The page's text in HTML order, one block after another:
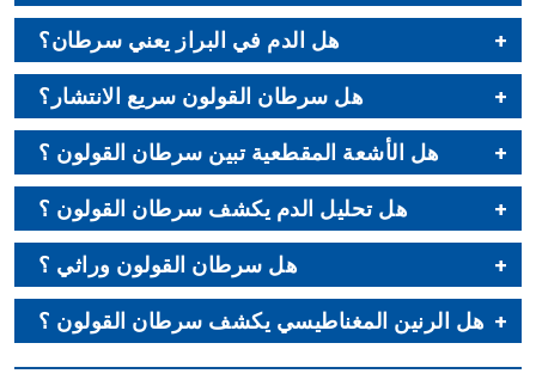
هل الدم في البراز يعني سرطان؟
هل سرطان القولون سريع الانتشار؟
هل الأشعة المقطعية تبين سرطان القولون ؟
هل تحليل الدم يكشف سرطان القولون ؟
هل سرطان القولون وراثي ؟
هل الرنين المغناطيسي يكشف سرطان القولون ؟